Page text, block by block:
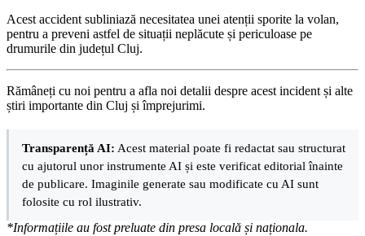
Acest accident subliniază necesitatea unei atenții sporite la volan,
pentru a preveni astfel de situații neplăcute și periculoase pe
drumurile din județul Cluj.
Rămâneți cu noi pentru a afla noi detalii despre acest incident și alte
știri importante din Cluj și împrejurimi.
Transparență AI: Acest material poate fi redactat sau structurat
cu ajutorul unor instrumente AI și este verificat editorial înainte
de publicare. Imaginile generate sau modificate cu AI sunt
folosite cu rol ilustrativ.
*Informațiile au fost preluate din presa locală și naționala.